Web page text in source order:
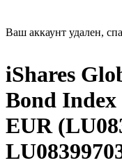
Ваш аккаунт удален,
iShares
Bond
EUR